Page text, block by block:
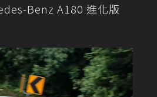
Benz A180 進化版